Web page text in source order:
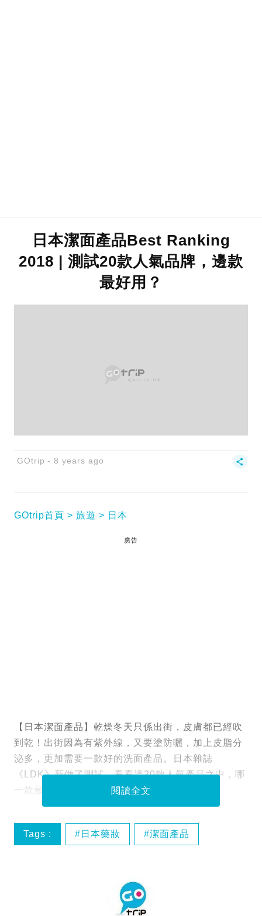
日本潔面產品Best Ranking
2018 | 測試20款人氣品牌，邊款
最好用？
GOtrip 8 years ago
GOtrip首頁 旅遊 日本
廣告
【日本潔面產品】乾燥冬天只係出街，皮膚都已經吹
到乾！出街因為有紫外線，又要塗防曬，加上皮脂分
泌多，更加需要一款好的洗面產品。日本雜誌
《LDK》新做了測試，看看這20款人氣產品之中，哪
一款最好！
閱讀全文
Tags : 日本藥妝 潔面產品